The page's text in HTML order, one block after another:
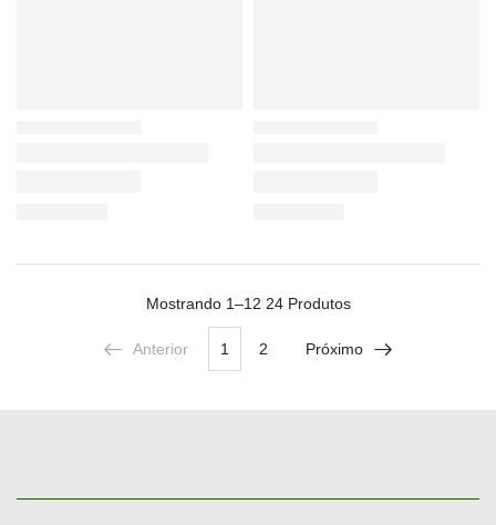
Mostrando 1–12 24Produtos
Anterior 1 2 Próximo